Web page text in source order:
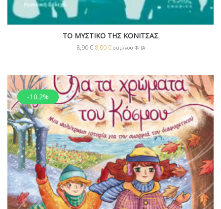
ΤΟ ΜΥΣΤΙΚΟ ΤΗΣ ΚΟΝΙΤΣΑΣ
8,90€ 8,00€ συμ/νου ΦΠΑ
-10.2%